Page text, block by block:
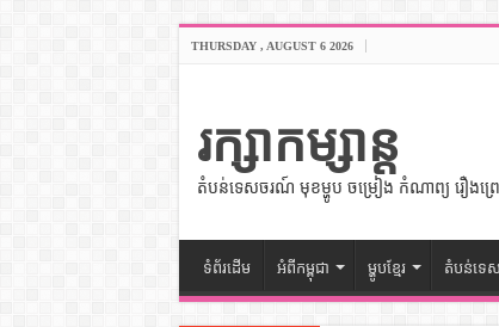
THURSDAY , AUGUST 6 2026
រក្សាកម្សាន្ត
តំបន់ទេសចរណ៍ មុខម្ហូប ចម្រៀង កំណាព្យ រឿងព្រ
ទំព័រដើម អំពីកម្ពុជា ម្ហូបខ្មែរ តំបន់ទេ